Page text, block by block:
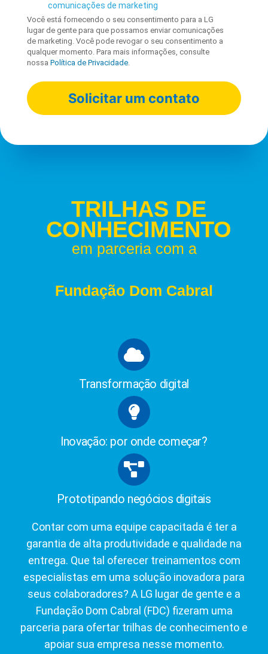
TRILHAS DE
CONHECIMENTO
em parceria com a
Fundação Dom Cabral
Transformação digital
Inovação: por onde começar?
Prototipando negócios digitais
Contar com uma equipe capacitada é ter a
garantia de alta produtividade e qualidade na
entrega. Que tal oferecer treinamentos com
especialistas em uma solução inovadora para
seus colaboradores? A LG lugar de gente e a
Fundação Dom Cabral (FDC) fizeram uma
parceria para ofertar trilhas de conhecimento e
apoiar sua empresa nesse momento.
comunicações de marketing
Você está fornecendo o seu consentimento para a LG
lugar de gente para que possamos enviar comunicações
de marketing. Você pode revogar o seu consentimento a
qualquer momento. Para mais informações, consulte
nossa Política de Privacidade.